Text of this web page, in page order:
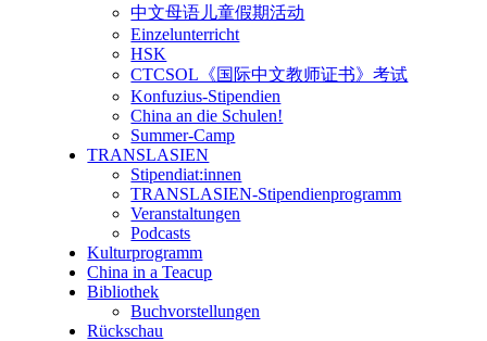
中文母语儿童假期活动
Einzelunterricht
HSK
CTCSOL《国际中文教师证书》考试
Konfuzius-Stipendien
China an die Schulen!
Summer-Camp
TRANSLASIEN
Stipendiat:innen
TRANSLASIEN-Stipendienprogramm
Veranstaltungen
Podcasts
Kulturprogramm
China in a Teacup
Bibliothek
Buchvorstellungen
Rückschau